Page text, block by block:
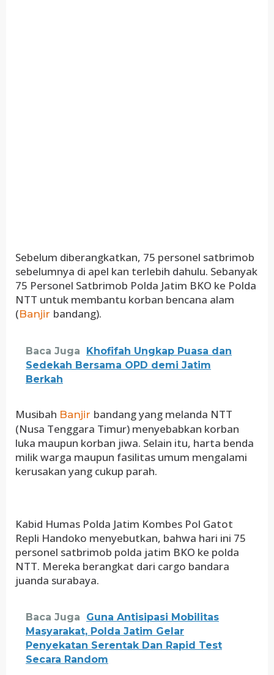
Sebelum diberangkatkan, 75 personel satbrimob
sebelumnya di apel kan terlebih dahulu. Sebanyak
75 Personel Satbrimob Polda Jatim BKO ke Polda
NTT untuk membantu korban bencana alam
(Banjir bandang).
Baca Juga
Khofifah Ungkap Puasa dan
Sedekah Bersama OPD demi Jatim
Berkah
Musibah Banjir bandang yang melanda NTT
(Nusa Tenggara Timur) menyebabkan korban
luka maupun korban jiwa. Selain itu, harta benda
milik warga maupun fasilitas umum mengalami
kerusakan yang cukup parah.
Kabid Humas Polda Jatim Kombes Pol Gatot
Repli Handoko menyebutkan, bahwa hari ini 75
personel satbrimob polda jatim BKO ke polda
NTT. Mereka berangkat dari cargo bandara
juanda surabaya.
Baca Juga
Guna Antisipasi Mobilitas
Masyarakat, Polda Jatim Gelar
Penyekatan Serentak Dan Rapid Test
Secara Random